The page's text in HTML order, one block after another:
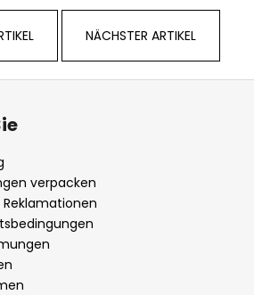
NÄCHSTER ARTIKEL
verpacken